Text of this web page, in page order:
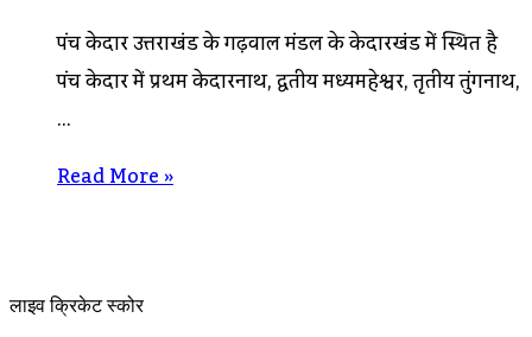
पंच केदार उत्तराखंड के गढ़वाल मंडल के केदारखंड में स्थित है
पंच केदार में प्रथम केदारनाथ, द्वितीय मध्यमहेश्वर, तृतीय तुंगनाथ,
…
Read More »
लाइव क्रिकेट स्कोर